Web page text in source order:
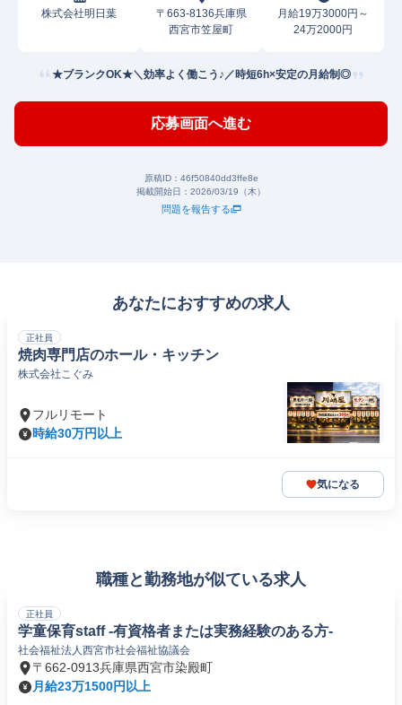
株式会社明日葉
〒663-8136兵庫県
西宮市笠屋町
月給19万3000円～
24万2000円
★ブランクOK★＼効率よく働こう♪／時短6h×安定の月給制◎
応募画面へ進む
原稿ID： 46f50840dd3ffe8e
掲載開始日： 2026/03/19（木）
問題を報告する
あなたにおすすめの求人
正社員
焼肉専門店のホール・キッチン
株式会社こぐみ
フルリモート
時給30万円以上
気になる
職種と勤務地が似ている求人
正社員
学童保育staff -有資格者または実務経験のある方-
社会福祉法人西宮市社会福祉協議会
〒662-0913兵庫県西宮市染殿町
月給23万1500円以上